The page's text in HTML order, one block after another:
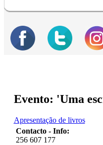
Evento: 'Uma
Apresentação de livros
Contacto - Info:
256 607 177